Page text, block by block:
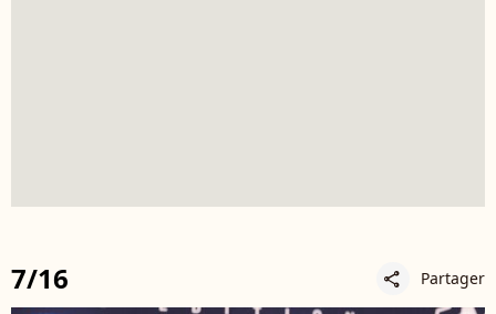
7/16 share Partager